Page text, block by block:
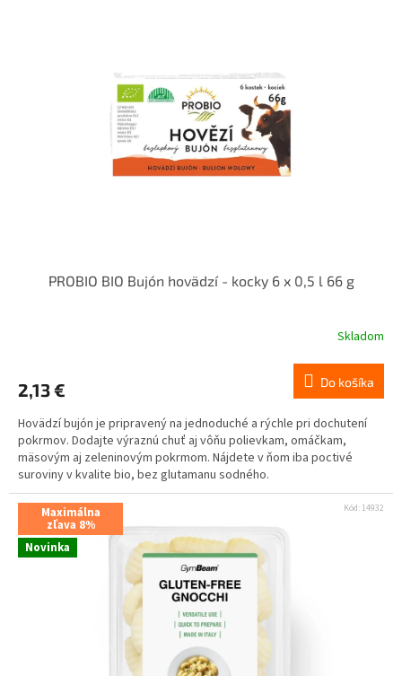
PROBIO BIO Bujón hovädzí - kocky 6 x 0,5 l 66 g
Skladom
2,13 € Do košíka
Hovädzí bujón je pripravený na jednoduché a rýchle pri dochutení
pokrmov. Dodajte výraznú chuť aj vôňu polievkam, omáčkam,
mäsovým aj zeleninovým pokrmom. Nájdete v ňom iba poctivé
suroviny v kvalite bio, bez glutamanu sodného.
Maximálna
zľava 8%
Novinka
Kód: 14932